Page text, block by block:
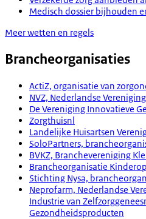
Medisch dossier bijhouden
Meer wetten en regels
Brancheorganisaties
ActiZ, organisatie van
NVZ, Nederlandse
De Vereniging Innovatieve
Zorgthuisnl
Landelijke Huisartsen
SoloPartners,
BVKZ, Branchevereniging
Brancheorganisatie
Stichting Nysa,
Neprofarm, Nederlandse
Industrie van
Gezondheidsproducten